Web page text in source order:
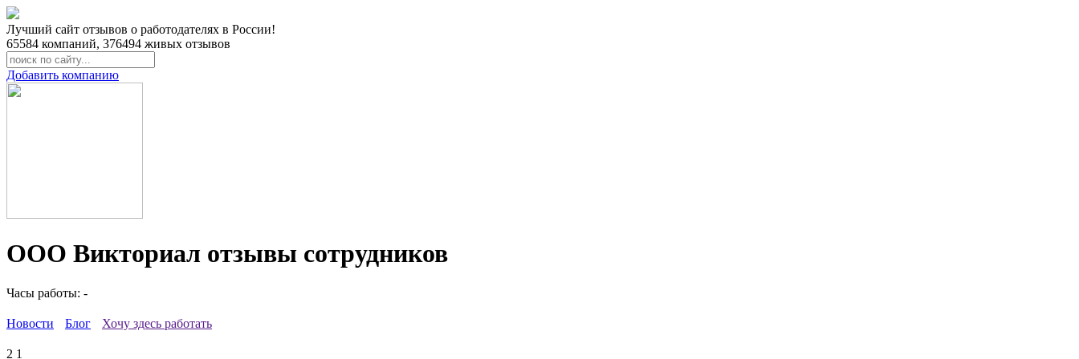
Лучший сайт отзывов о работодателях в России!
65584 компаний, 376494 живых отзывов
Добавить компанию
ООО Викториал отзывы сотрудников
Часы работы: -
Новости Блог Хочу здесь работать
2 1